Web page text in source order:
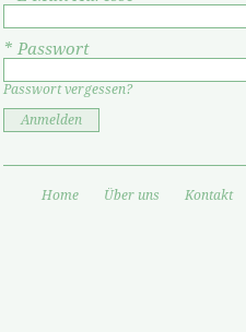
* Passwort
Passwort vergessen?
Anmelden
Home Über uns Kontakt